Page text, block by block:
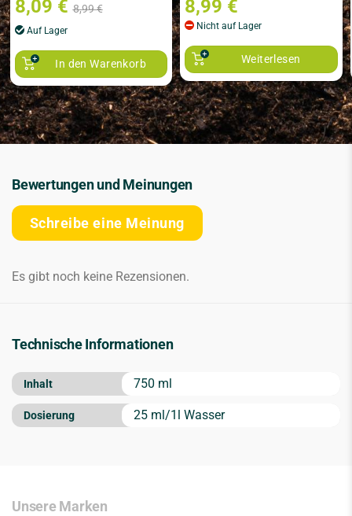
8,99€
8,09 €
Auf Lager
In den Warenkorb
8,99 €
Nicht auf Lager
Weiterlesen
Bewertungen und Meinungen
Schreibe eine Meinung
Es gibt noch keine Rezensionen.
Technische Informationen
Inhalt 750 ml
Dosierung 25 ml/1l Wasser
Unsere Marken